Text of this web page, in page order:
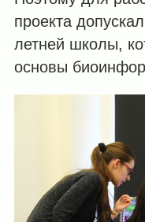
проекта
летней школы,
основы